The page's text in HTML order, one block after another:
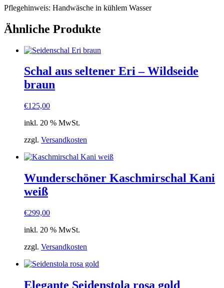
Pflegehinweis: Handwäsche in kühlem Wasser
Ähnliche Produkte
Schal aus seltener Eri – Wildseide
braun
€125,00
inkl. 20 % MwSt.
zzgl. Versandkosten
Wunderschöner Kaschmirschal Kani
weiß
€299,00
inkl. 20 % MwSt.
zzgl. Versandkosten
Elegante Seidenstola rosa gold